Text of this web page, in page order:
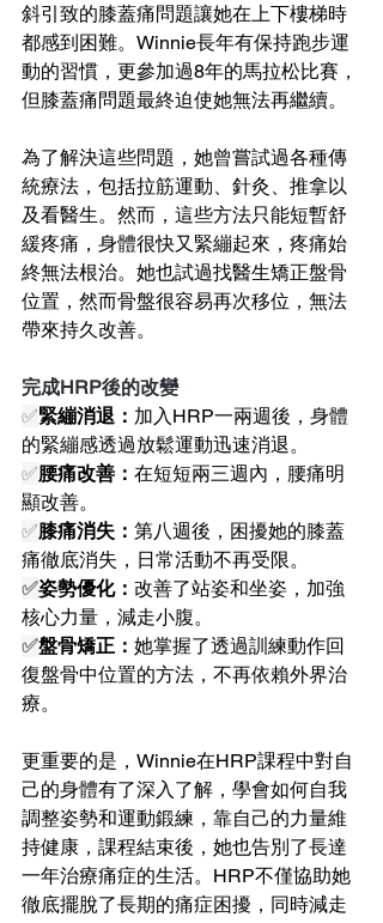
斜引致的膝蓋痛問題讓她在上下樓梯時
都感到困難。Winnie長年有保持跑步運
動的習慣，更參加過8年的馬拉松比賽，
但膝蓋痛問題最終迫使她無法再繼續。
為了解決這些問題，她曾嘗試過各種傳
統療法，包括拉筋運動、針灸、推拿以
及看醫生。然而，這些方法只能短暫舒
緩疼痛，身體很快又緊繃起來，疼痛始
終無法根治。她也試過找醫生矯正盤骨
位置，然而骨盤很容易再次移位，無法
帶來持久改善。
完成HRP後的改變
✅緊繃消退： 加入HRP一兩週後，身體
的緊繃感透過放鬆運動迅速消退。
✅腰痛改善： 在短短兩三週內，腰痛明
顯改善。
✅膝痛消失： 第八週後，困擾她的膝蓋
痛徹底消失，日常活動不再受限。
✅姿勢優化： 改善了站姿和坐姿，加強
核心力量，減走小腹。
✅盤骨矯正： 她掌握了透過訓練動作回
復盤骨中位置的方法，不再依賴外界治
療。
更重要的是，Winnie在HRP課程中對自
己的身體有了深入了解，學會如何自我
調整姿勢和運動鍛練，靠自己的力量維
持健康，課程結束後，她也告別了長達
一年治療痛症的生活。HRP不僅協助她
徹底擺脫了長期的痛症困擾，同時減走